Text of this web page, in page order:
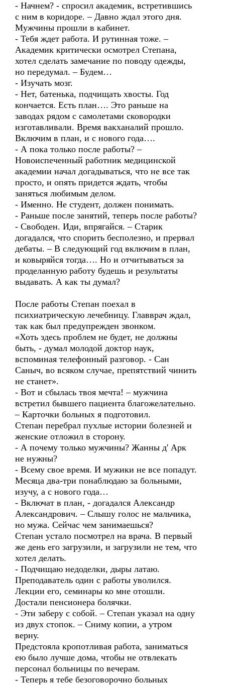
- Начнем? - спросил академик, встретившись
с ним в коридоре. – Давно ждал этого дня.
Мужчины прошли в кабинет.
- Тебя ждет работа. И рутинная тоже. –
Академик критически осмотрел Степана,
хотел сделать замечание по поводу одежды,
но передумал. – Будем…
- Изучать мозг.
- Нет, батенька, подчищать хвосты. Год
кончается. Есть план…. Это раньше на
заводах рядом с самолетами сковородки
изготавливали. Время вакханалий прошло.
Включим в план, и с нового года….
- А пока только после работы? –
Новоиспеченный работник медицинской
академии начал догадываться, что не все так
просто, и опять придется ждать, чтобы
заняться любимым делом.
- Именно. Не студент, должен понимать.
- Раньше после занятий, теперь после работы?
- Свободен. Иди, впрягайся. – Старик
догадался, что спорить бесполезно, и прервал
дебаты. – В следующий год включим в план,
и ковыряйся тогда…. Но и отчитываться за
проделанную работу будешь и результаты
выдавать. А как ты думал?
После работы Степан поехал в
психиатрическую лечебницу. Главврач ждал,
так как был предупрежден звонком.
«Хоть здесь проблем не будет, не должны
быть, - думал молодой доктор наук,
вспоминая телефонный разговор. - Сан
Саныч, во всяком случае, препятствий чинить
не станет».
- Вот и сбылась твоя мечта! – мужчина
встретил бывшего пациента благожелательно.
– Карточки больных я подготовил.
Степан перебрал пухлые истории болезней и
женские отложил в сторону.
- А почему только мужчины? Жанны д' Арк
не нужны?
- Всему свое время. И мужики не все попадут.
Месяца два-три понаблюдаю за больными,
изучу, а с нового года…
- Включат в план, - догадался Александр
Александрович. – Слышу голос не мальчика,
но мужа. Сейчас чем занимаешься?
Степан устало посмотрел на врача. В первый
же день его загрузили, и загрузили не тем, что
хотел делать.
- Подчищаю недоделки, дыры латаю.
Преподаватель один с работы уволился.
Лекции его, семинары ко мне отошли.
Достали пенсионера болячки.
- Эти заберу с собой. – Степан указал на одну
из двух стопок. – Сниму копии, а утром
верну.
Предстояла кропотливая работа, заниматься
ею было лучше дома, чтобы не отвлекать
персонал больницы по вечерам.
- Теперь я тебе безоговорочно больных